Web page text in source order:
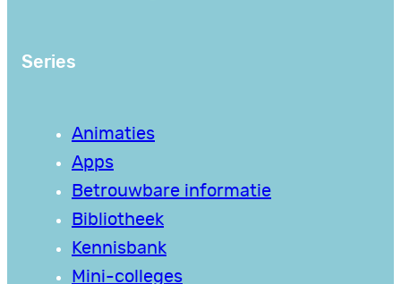
Series
Animaties
Apps
Betrouwbare informatie
Bibliotheek
Kennisbank
Mini-colleges